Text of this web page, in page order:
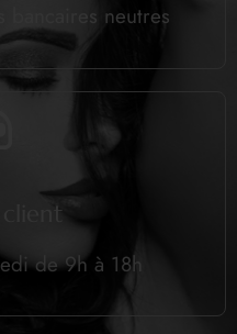
bancaires neutres
de 9h à 18h